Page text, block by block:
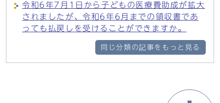
令和6年7月1日から子どもの医療費助成が拡大
されましたが、令和6年6月までの領収書であ
っても払戻しを受けることができますか。
同じ分類の記事をもっと見る